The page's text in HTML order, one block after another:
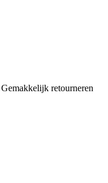
Gemakkelijk retourneren